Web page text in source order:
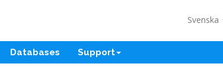
Svenska
Databases Support